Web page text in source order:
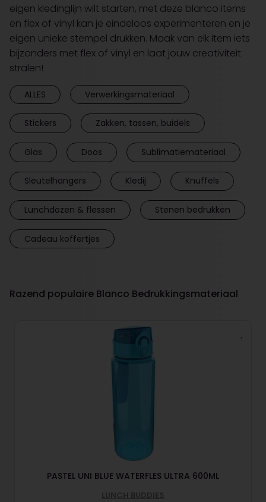
eigen kledinglijn wilt starten, met deze blanco items
en flex of vinyl kan je eindeloos experimenteren en je
eigen unieke stempel drukken. Maak van elk item iets
bijzonders met flex of vinyl en laat jouw creativiteit
stralen!
ALLES Verwerkingsmateriaal
Stickers Zakken, tassen, buidels
Glas Doos Sublimatiemateriaal
Sleutelhangers Kledij Knuffels
Lunchdozen & flessen Stenen bedrukken
Cadeau koffertjes
Razend populaire Blanco Bedrukkingsmateriaal
PASTEL UNI BLUE WATERFLES ULTRA 600ML
LUNCH BUDDIES